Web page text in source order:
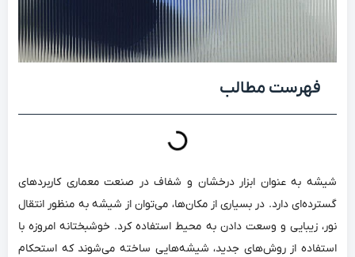
فهرست مطالب
شیشه به عنوان ابزار درخشان و شفاف در صنعت معماری کاربردهای
گسترده‌ای دارد. در بسیاری از مکان‌ها، می‌توان از شیشه به منظور انتقال
نور، زیبایی و وسعت دادن به محیط استفاده کرد. خوشبختانه امروزه با
استفاده از روش‌های جدید، شیشه‌هایی ساخته می‌شوند که استحکام